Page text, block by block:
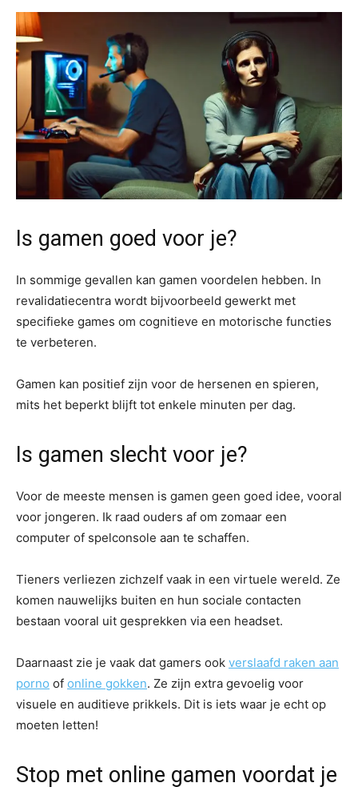
Is gamen goed voor je?
In sommige gevallen kan gamen voordelen hebben. In
revalidatiecentra wordt bijvoorbeeld gewerkt met
specifieke games om cognitieve en motorische functies
te verbeteren.
Gamen kan positief zijn voor de hersenen en spieren,
mits het beperkt blijft tot enkele minuten per dag.
Is gamen slecht voor je?
Voor de meeste mensen is gamen geen goed idee, vooral
voor jongeren. Ik raad ouders af om zomaar een
computer of spelconsole aan te schaffen.
Tieners verliezen zichzelf vaak in een virtuele wereld. Ze
komen nauwelijks buiten en hun sociale contacten
bestaan vooral uit gesprekken via een headset.
Daarnaast zie je vaak dat gamers ook verslaafd raken aan
porno of online gokken. Ze zijn extra gevoelig voor
visuele en auditieve prikkels. Dit is iets waar je echt op
moeten letten!
Stop met online gamen voordat je